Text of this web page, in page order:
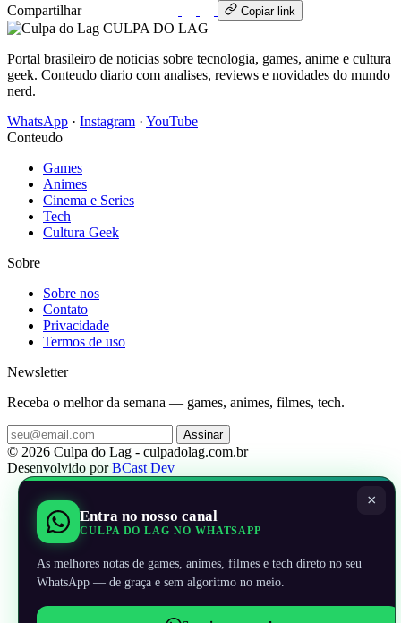
Compartilhar
Copiar link
CULPA DO LAG
Portal brasileiro de noticias sobre tecnologia, games, anime e cultura
geek. Conteudo diario com analises, reviews e novidades do mundo
nerd.
WhatsApp · Instagram · YouTube
Conteudo
Games
Animes
Cinema e Series
Tech
Cultura Geek
Sobre
Sobre nos
Contato
Privacidade
Termos de uso
Newsletter
Receba o melhor da semana — games, animes, filmes, tech.
Assinar
© 2026 Culpa do Lag - culpadolag.com.br
Desenvolvido porBCast Dev
×
Entra no nosso canal
CULPA DO LAG NO WHATSAPP
As melhores notas de games, animes, filmes e tech direto no seu
WhatsApp — de graça e sem algoritmo no meio.